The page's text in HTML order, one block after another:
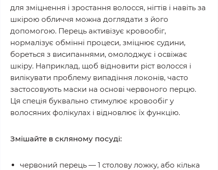
для зміцнення і зростання волосся, нігтів і навіть за
шкірою обличчя можна доглядати з його
допомогою. Перець активізує кровообіг,
нормалізує обмінні процеси, зміцнює судини,
бореться з висипаннями, омолоджує і освіжає
шкіру. Наприклад, щоб відновити ріст волосся і
вилікувати проблему випадіння локонів, часто
застосовують маски на основі червоного перцю.
Ця спеція буквально стимулює кровообіг у
волосяних фолікулах і відновлює їх функцію.
Змішайте в скляному посуді:
червоний перець — 1 столову ложку, або кілька